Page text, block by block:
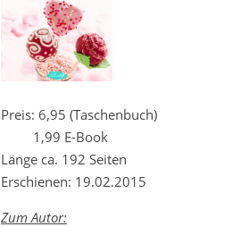
Preis: 6,95 (Taschenbuch)
1,99 E-Book
Länge ca. 192 Seiten
Erschienen: 19.02.2015
Zum Autor: